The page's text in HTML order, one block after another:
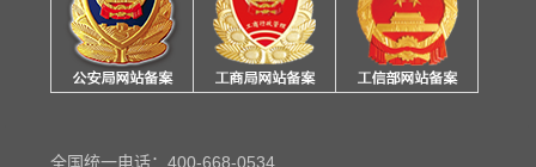
全国统一电话：400-668-0534